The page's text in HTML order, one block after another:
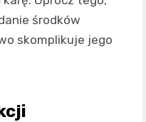
środków
skomplikuje jego